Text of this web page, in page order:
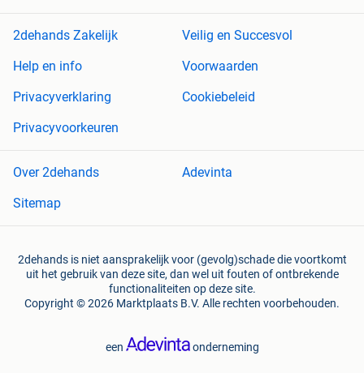
2dehands Zakelijk
Veilig en Succesvol
Help en info
Voorwaarden
Privacyverklaring
Cookiebeleid
Privacyvoorkeuren
Over 2dehands
Adevinta
Sitemap
2dehands is niet aansprakelijk voor (gevolg)schade die voortkomt
uit het gebruik van deze site, dan wel uit fouten of ontbrekende
functionaliteiten op deze site.
Copyright © 2026 Marktplaats B.V. Alle rechten voorbehouden.
een onderneming